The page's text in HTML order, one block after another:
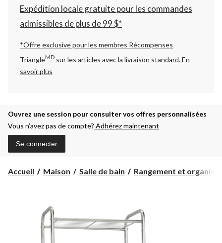
changer
Expédition locale gratuite pour les commandes
admissibles de plus de 99 $*
*Offre exclusive pour les membres Récompenses
TriangleMD sur les articles avec la livraison standard.En
savoir plus
Ouvrez une session pour consulter vos offres personnalisées
Vous n’avez pas de compte? Adhérez maintenant
Se connecter
Accueil Maison Salle de bain Rangement et